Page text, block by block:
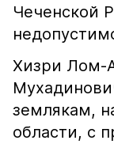
Чеченской
Хизри Лом-
землякам,
области, с